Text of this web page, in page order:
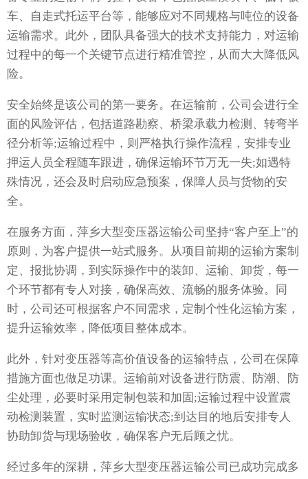
车、自走式托运平台等，能够应对不同规格与吨位的设备
运输需求。此外，团队具备强大的技术支持能力，对运输
过程中的每一个关键节点进行精准管控，从而大大降低风
险。
安全始终是该公司的第一要务。在运输前，公司会进行全
面的风险评估，包括道路勘察、桥梁承载力检测、转弯半
径分析等;运输过程中，则严格执行操作流程，安排专业
押运人员全程随车跟进，确保运输环节万无一失;如遇特
殊情况，还会及时启动应急预案，保障人员与货物的安
全。
在服务方面，萍乡大型变压器运输公司坚持“客户至上”的
原则，为客户提供一站式服务。从项目前期的运输方案制
定、报批协调，到实际操作中的装卸、运输、卸货，每一
个环节都有专人对接，确保高效、流畅的服务体验。同
时，公司还可根据客户不同需求，定制个性化运输方案，
提升运输效率，降低项目整体成本。
此外，针对变压器等高价值设备的运输特点，公司在保障
措施方面也做足功课。运输前对设备进行防震、防潮、防
尘处理，必要时采用定制包装和加固;运输过程中设置震
动检测装置，实时监测运输状态;到达目的地后安排专人
协助卸货与现场验收，确保客户无后顾之忧。
经过多年的深耕，萍乡大型变压器运输公司已成功完成多